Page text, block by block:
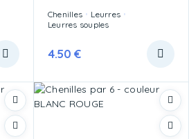
Chenilles
Leurres
Leurres souples
4.50€